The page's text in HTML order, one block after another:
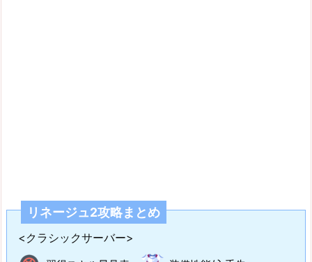
リネージュ2攻略まとめ
<クラシックサーバー>